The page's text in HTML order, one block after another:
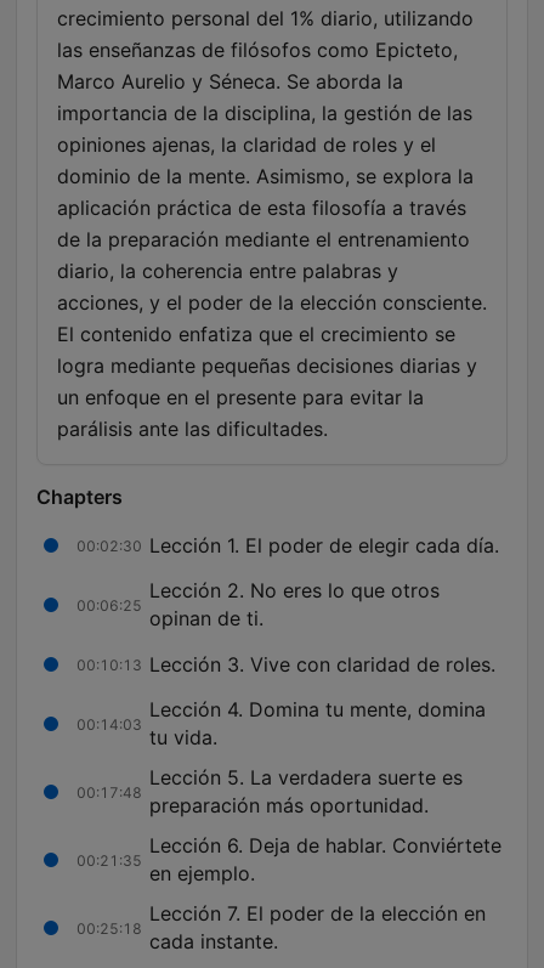
crecimiento personal del 1% diario, utilizando
las enseñanzas de filósofos como Epicteto,
Marco Aurelio y Séneca. Se aborda la
importancia de la disciplina, la gestión de las
opiniones ajenas, la claridad de roles y el
dominio de la mente. Asimismo, se explora la
aplicación práctica de esta filosofía a través
de la preparación mediante el entrenamiento
diario, la coherencia entre palabras y
acciones, y el poder de la elección consciente.
El contenido enfatiza que el crecimiento se
logra mediante pequeñas decisiones diarias y
un enfoque en el presente para evitar la
parálisis ante las dificultades.
Chapters
00:02:30 Lección 1. El poder de elegir cada día.
00:06:25
Lección 2. No eres lo que otros
opinan de ti.
00:10:13 Lección 3. Vive con claridad de roles.
00:14:03
Lección 4. Domina tu mente, domina
tu vida.
00:17:48
Lección 5. La verdadera suerte es
preparación más oportunidad.
00:21:35
Lección 6. Deja de hablar. Conviértete
en ejemplo.
00:25:18
Lección 7. El poder de la elección en
cada instante.